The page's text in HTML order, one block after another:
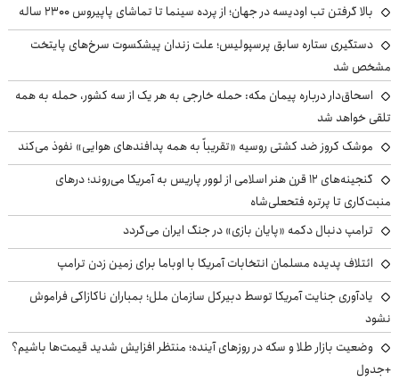
بالا گرفتن تب اودیسه در جهان؛ از پرده سینما تا تماشای پاپیروس ۲۳۰۰ ساله
دستگیری ستاره سابق پرسپولیس؛ علت زندان پیشکسوت سرخ‌های پایتخت
مشخص شد
اسحاق‌دار درباره پیمان مکه: حمله خارجی به هر یک از سه کشور، حمله به همه
تلقی خواهد شد
موشک کروز ضد کشتی روسیه «تقریباً به همه پدافندهای هوایی» نفوذ می‌کند
گنجینه‌های ۱۲ قرن هنر اسلامی از لوور پاریس به آمریکا می‌روند؛ درهای
منبت‌کاری تا پرتره فتحعلی‌شاه
ترامپ دنبال دکمه «پایان بازی» در جنگ ایران می‌گردد
ائتلاف پدیده مسلمان انتخابات آمریکا با اوباما برای زمین زدن ترامپ
یادآوری جنایت آمریکا توسط دبیرکل سازمان ملل؛ بمباران ناکازاکی فراموش
نشود
وضعیت بازار طلا و سکه در روزهای آینده؛ منتظر افزایش شدید قیمت‌ها باشیم؟
+جدول